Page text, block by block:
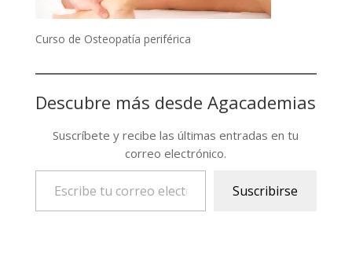
Curso de Osteopatía periférica
Descubre más desde Agacademias
Suscríbete y recibe las últimas entradas en tu
correo electrónico.
Escribe tu correo electrónico…
Suscribirse